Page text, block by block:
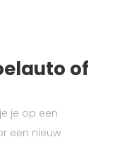
of
je op een
een nieuw